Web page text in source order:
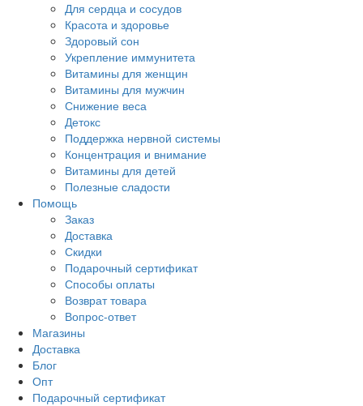
Для сердца и сосудов
Красота и здоровье
Здоровый сон
Укрепление иммунитета
Витамины для женщин
Витамины для мужчин
Снижение веса
Детокс
Поддержка нервной системы
Концентрация и внимание
Витамины для детей
Полезные сладости
Помощь
Заказ
Доставка
Скидки
Подарочный сертификат
Способы оплаты
Возврат товара
Вопрос-ответ
Магазины
Доставка
Блог
Опт
Подарочный сертификат